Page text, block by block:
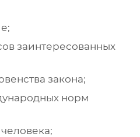
заинтересованных
закона;
норм